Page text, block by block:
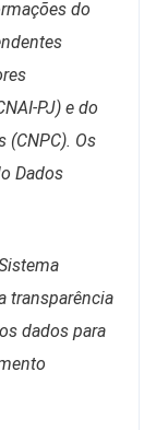
do
PJ) e do
(CNPC). Os
Dados
transparência
dados para